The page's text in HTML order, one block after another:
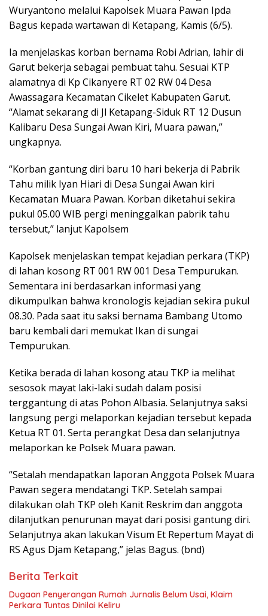
Wuryantono melalui Kapolsek Muara Pawan Ipda
Bagus kepada wartawan di Ketapang, Kamis (6/5).
Ia menjelaskas korban bernama Robi Adrian, lahir di
Garut bekerja sebagai pembuat tahu. Sesuai KTP
alamatnya di Kp Cikanyere RT 02 RW 04 Desa
Awassagara Kecamatan Cikelet Kabupaten Garut.
“Alamat sekarang di Jl Ketapang-Siduk RT 12 Dusun
Kalibaru Desa Sungai Awan Kiri, Muara pawan,”
ungkapnya.
“Korban gantung diri baru 10 hari bekerja di Pabrik
Tahu milik Iyan Hiari di Desa Sungai Awan kiri
Kecamatan Muara Pawan. Korban diketahui sekira
pukul 05.00 WIB pergi meninggalkan pabrik tahu
tersebut,” lanjut Kapolsem
Kapolsek menjelaskan tempat kejadian perkara (TKP)
di lahan kosong RT 001 RW 001 Desa Tempurukan.
Sementara ini berdasarkan informasi yang
dikumpulkan bahwa kronologis kejadian sekira pukul
08.30. Pada saat itu saksi bernama Bambang Utomo
baru kembali dari memukat Ikan di sungai
Tempurukan.
Ketika berada di lahan kosong atau TKP ia melihat
sesosok mayat laki-laki sudah dalam posisi
terggantung di atas Pohon Albasia. Selanjutnya saksi
langsung pergi melaporkan kejadian tersebut kepada
Ketua RT 01. Serta perangkat Desa dan selanjutnya
melaporkan ke Polsek Muara pawan.
“Setalah mendapatkan laporan Anggota Polsek Muara
Pawan segera mendatangi TKP. Setelah sampai
dilakukan olah TKP oleh Kanit Reskrim dan anggota
dilanjutkan penurunan mayat dari posisi gantung diri.
Selanjutnya akan lakukan Visum Et Repertum Mayat di
RS Agus Djam Ketapang,” jelas Bagus. (bnd)
Berita Terkait
Dugaan Penyerangan Rumah Jurnalis Belum Usai, Klaim
Perkara Tuntas Dinilai Keliru